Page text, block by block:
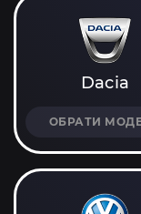
Dacia
ОБРАТИ